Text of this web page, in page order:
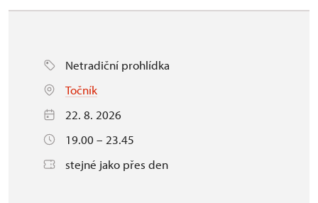
Netradiční prohlídka
Točník
22. 8. 2026
19.00 – 23.45
stejné jako přes den